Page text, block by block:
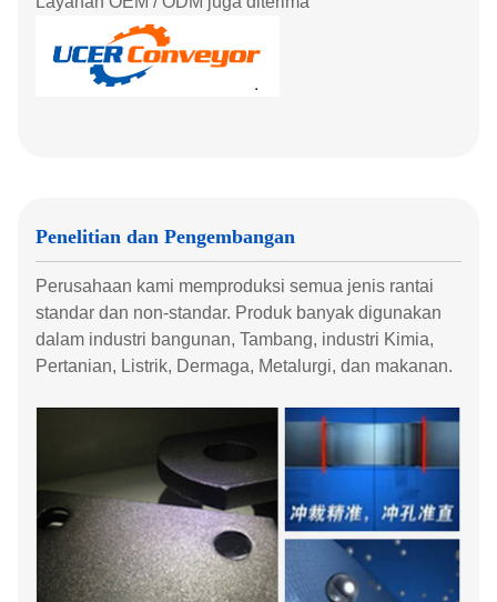
Penelitian dan Pengembangan
Perusahaan kami memproduksi semua jenis rantai
standar dan non-standar. Produk banyak digunakan
dalam industri bangunan, Tambang, industri Kimia,
Pertanian, Listrik, Dermaga, Metalurgi, dan makanan.